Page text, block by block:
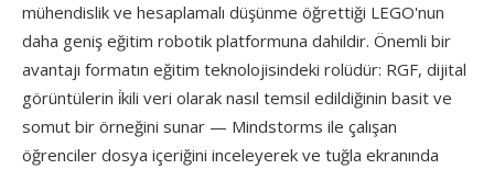
mühendislik ve hesaplamalı düşünme öğrettiği LEGO'nun
daha geniş eğitim robotik platformuna dahildir. Önemli bir
avantajı formatın eğitim teknolojisindeki rolüdür: RGF, dijital
görüntülerin i̇kili veri olarak nasıl temsil edildiğinin basit ve
somut bir örneğini sunar — Mindstorms ile çalışan
öğrenciler dosya içeriğini inceleyerek ve tuğla ekranında